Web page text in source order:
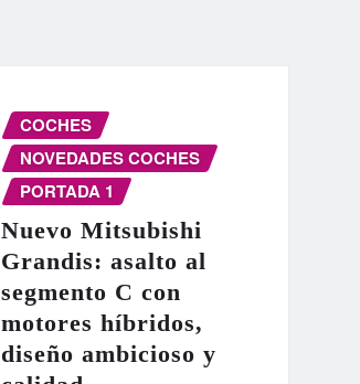
COCHES
NOVEDADES COCHES
PORTADA 1
Nuevo Mitsubishi
Grandis: asalto al
segmento C con
motores híbridos,
diseño ambicioso y